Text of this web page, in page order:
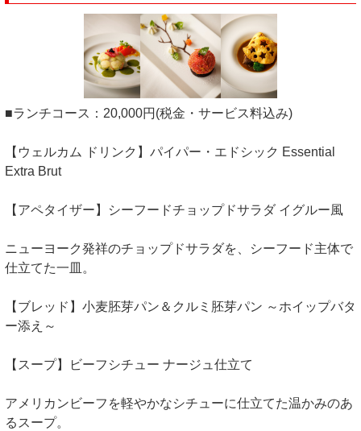
■ランチコース：20,000円(税金・サービス料込み)
【ウェルカム ドリンク】パイパー・エドシック Essential
Extra Brut
【アペタイザー】シーフードチョップドサラダ イグルー風
ニューヨーク発祥のチョップドサラダを、シーフード主体で
仕立てた一皿。
【ブレッド】小麦胚芽パン＆クルミ胚芽パン ～ホイップバタ
ー添え～
【スープ】ビーフシチュー ナージュ仕立て
アメリカンビーフを軽やかなシチューに仕立てた温かみのあ
るスープ。